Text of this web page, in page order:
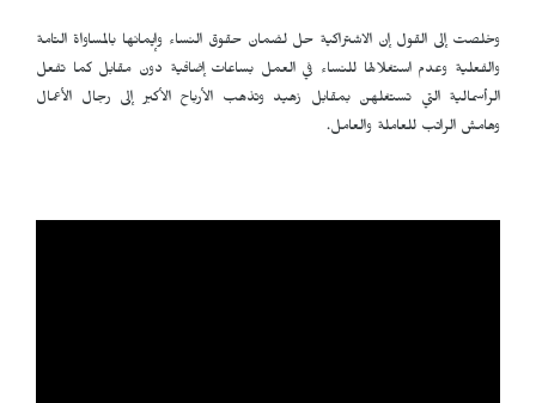
وخلصت إلى القول إن الاشتراكية حل لضمان حقوق النساء وإيمانها بالمساواة التامة
والفعلية وعدم استغلالها للنساء في العمل بساعات إضافية دون مقابل كما تفعل
الرأسمالية التي تستغلهن بمقابل زهيد وتذهب الأرباح الأكبر إلى رجال الأعمال
وهامش الراتب للعاملة والعامل.